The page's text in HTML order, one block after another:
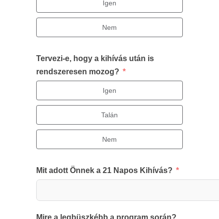
Igen
Nem
Tervezi-e, hogy a kihívás után is
rendszeresen mozog?
Igen
Talán
Nem
Mit adott Önnek a 21 Napos Kihívás?